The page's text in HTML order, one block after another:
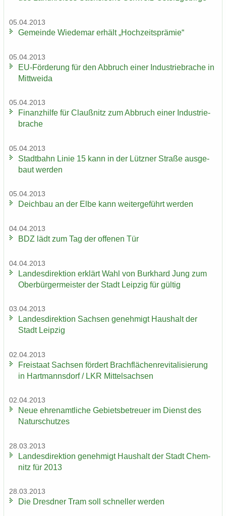
05.04.2013
Ge­mein­de Wie­de­mar er­hält „Hoch­zeits­prä­mie“
05.04.2013
EU-​Förderung für den Ab­bruch einer In­dus­trie­bra­che in
Mitt­wei­da
05.04.2013
Fi­nanz­hil­fe für Clau­ß­nitz zum Ab­bruch einer In­dus­trie­
bra­che
05.04.2013
Stadt­bahn Linie 15 kann in der Lütz­ner Stra­ße aus­ge­
baut wer­den
05.04.2013
Deich­bau an der Elbe kann wei­ter­ge­führt wer­den
04.04.2013
BDZ lädt zum Tag der of­fe­nen Tür
04.04.2013
Lan­des­di­rek­ti­on er­klärt Wahl von Burk­hard Jung zum
Ober­bür­ger­meis­ter der Stadt Leip­zig für gül­tig
03.04.2013
Lan­des­di­rek­ti­on Sach­sen ge­neh­migt Haus­halt der
Stadt Leip­zig
02.04.2013
Frei­staat Sach­sen för­dert Brach­flä­chen­re­vi­ta­li­sie­rung
in Hart­manns­dorf / LKR Mit­tel­sach­sen
02.04.2013
Neue eh­ren­amt­li­che Ge­biets­be­treu­er im Dienst des
Na­tur­schut­zes
28.03.2013
Lan­des­di­rek­ti­on ge­neh­migt Haus­halt der Stadt Chem­
nitz für 2013
28.03.2013
Die Dresd­ner Tram soll schnel­ler wer­den